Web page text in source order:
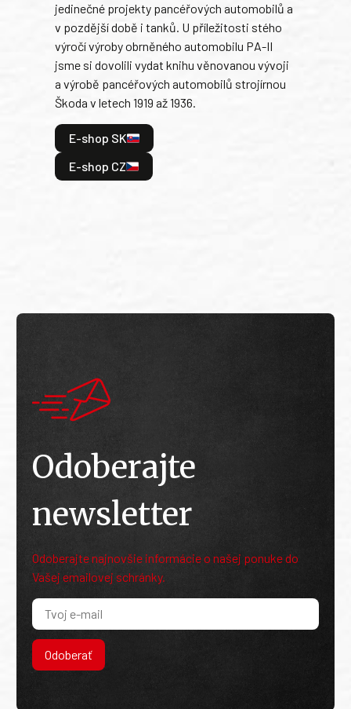
jedinečné projekty pancéřových automobilů a
v pozdější době i tanků. U příležitosti stého
výročí výroby obrněného automobilu PA-II
jsme si dovolili vydat knihu věnovanou vývoji
a výrobě pancéřových automobilů strojírnou
Škoda v letech 1919 až 1936.
E-shop SK
E-shop CZ
Odoberajte
newsletter
Odoberajte najnovšie informácie o našej ponuke do
Vašej emailovej schránky.
Odoberať